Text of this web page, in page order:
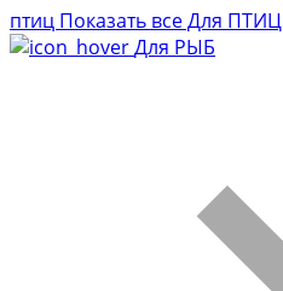
птиц Показать все Для ПТИЦ
Для РЫБ